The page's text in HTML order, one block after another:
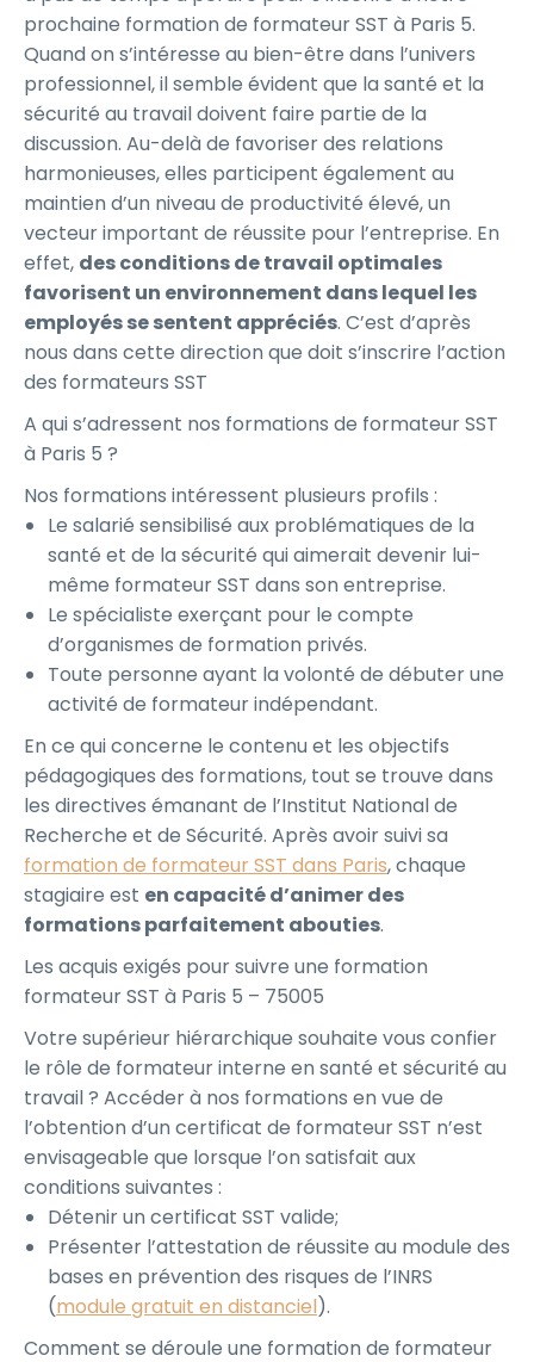
prochaine formation de formateur SST à Paris 5.
Quand on s’intéresse au bien-être dans l’univers
professionnel, il semble évident que la santé et la
sécurité au travail doivent faire partie de la
discussion. Au-delà de favoriser des relations
harmonieuses, elles participent également au
maintien d’un niveau de productivité élevé, un
vecteur important de réussite pour l’entreprise. En
effet, des conditions de travail optimales
favorisent un environnement dans lequel les
employés se sentent appréciés. C’est d’après
nous dans cette direction que doit s’inscrire l’action
des formateurs SST
A qui s’adressent nos formations de formateur SST
à Paris 5 ?
Nos formations intéressent plusieurs profils :
Le salarié sensibilisé aux problématiques de la
santé et de la sécurité qui aimerait devenir lui-
même formateur SST dans son entreprise.
Le spécialiste exerçant pour le compte
d’organismes de formation privés.
Toute personne ayant la volonté de débuter une
activité de formateur indépendant.
En ce qui concerne le contenu et les objectifs
pédagogiques des formations, tout se trouve dans
les directives émanant de l’Institut National de
Recherche et de Sécurité. Après avoir suivi sa
formation de formateur SST dans Paris, chaque
stagiaire est en capacité d’animer des
formations parfaitement abouties.
Les acquis exigés pour suivre une formation
formateur SST à Paris 5 – 75005
Votre supérieur hiérarchique souhaite vous confier
le rôle de formateur interne en santé et sécurité au
travail ? Accéder à nos formations en vue de
l’obtention d’un certificat de formateur SST n’est
envisageable que lorsque l’on satisfait aux
conditions suivantes :
Détenir un certificat SST valide;
Présenter l’attestation de réussite au module des
bases en prévention des risques de l’INRS
(module gratuit en distanciel).
Comment se déroule une formation de formateur